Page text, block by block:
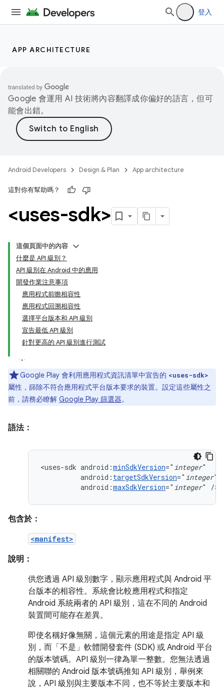
登入
APP ARCHITECTURE
Google 會運用 AI 技術將內容翻譯成你偏好的語言，但可
能會出錯。
Android Developers Design & Plan App architecture
這對你有幫助嗎？
<uses-sdk>
這個頁面中的內容
什麼是 API 級別？
API 級別在 Android 中的應用
開發作業注意事項
應用程式前瞻相容性
應用程式回溯相容性
選擇平台版本和 API 級別
宣告最低 API 級別
針對更高的 API 級別進行測試
Google Play 會利用應用程式資訊清單中宣告的 <uses-sdk>
屬性，篩除不符合應用程式平台版本要求的裝置。設定這些屬性之
前，請務必瞭解 Google Play 篩選器。
語法：
<uses-sdk android:minSdkVersion=" integer
android: targetSdkVersion=" integer
android:maxSdkVersion=" integer" />
包含於：
<manifest>
說明：
供您透過 API 級別數字，顯示應用程式與 Android 平
台版本的相容性。系統會比較應用程式和指定
Android 系統兩者的 API 級別，這在不同的 Android
裝置間可能存在差異。
即使名稱好像無關，這個元素的用途是指定 API 級
別，而「不是」 軟體開發套件 (SDK) 或 Android 平台
的版本號碼。API 級別一律為單一整數。您無法透過
相關聯的 Android 版本號碼推知 API 級別，舉例來
說，API 級別與主要版本不同，也不等於主要版本和